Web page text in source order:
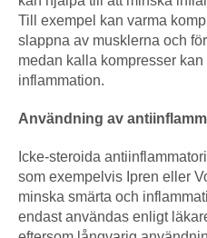
Till exempel kan varma
slappna av musklerna och
medan kalla kompresser
inflammation.
Användning av
Icke-steroida
som exempelvis Ipren eller
minska smärta och
endast användas enligt